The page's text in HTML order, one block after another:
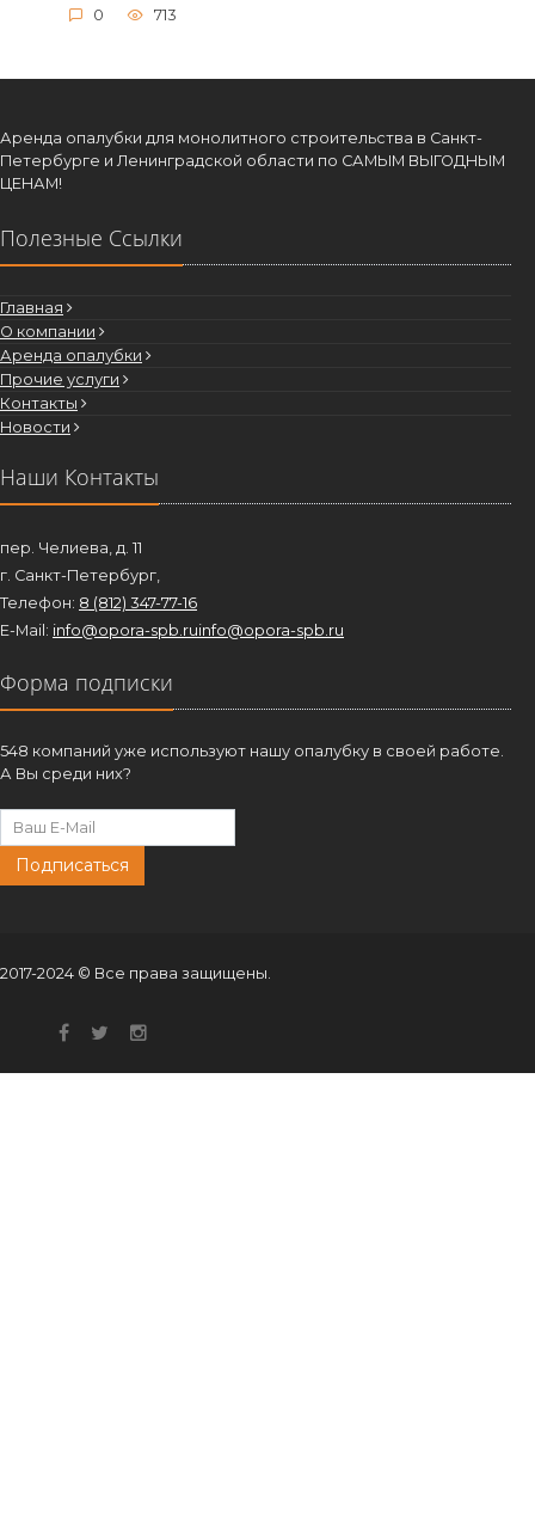
0 713
Аренда опалубки для монолитного строительства в Санкт-
Петербурге и Ленинградской области по САМЫМ ВЫГОДНЫМ
ЦЕНАМ!
Полезные Ссылки
Главная
О компании
Аренда опалубки
Прочие услуги
Контакты
Новости
Наши Контакты
пер. Челиева, д. 11
г. Санкт-Петербург,
Телефон: 8 (812) 347-77-16
E-Mail: info@opora-spb.ruinfo@opora-spb.ru
Форма подписки
548 компаний уже используют нашу опалубку в своей работе.
А Вы среди них?
Подписаться
2017-2024 © Все права защищены.